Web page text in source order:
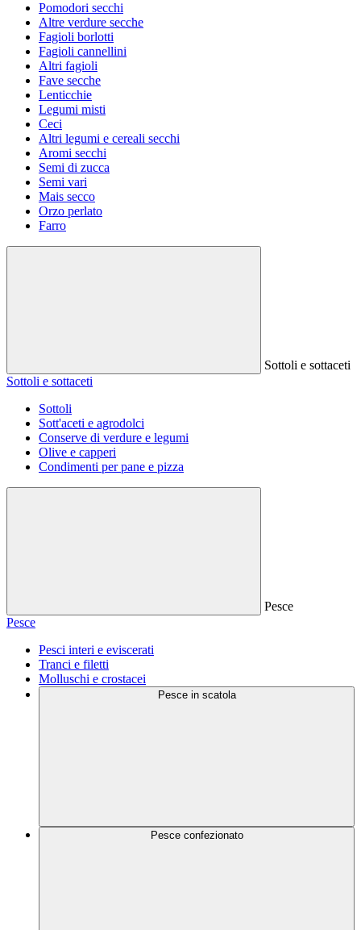
Pomodori secchi
Altre verdure secche
Fagioli borlotti
Fagioli cannellini
Altri fagioli
Fave secche
Lenticchie
Legumi misti
Ceci
Altri legumi e cereali secchi
Aromi secchi
Semi di zucca
Semi vari
Mais secco
Orzo perlato
Farro
Sottoli e sottaceti
Sottoli e sottaceti
Sottoli
Sott'aceti e agrodolci
Conserve di verdure e legumi
Olive e capperi
Condimenti per pane e pizza
Pesce
Pesce
Pesci interi e eviscerati
Tranci e filetti
Molluschi e crostacei
Pesce in scatola
Pesce confezionato